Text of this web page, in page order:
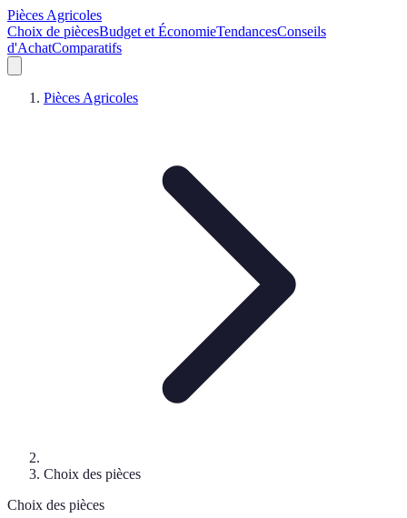
Pièces Agricoles
Choix de piècesBudget et ÉconomieTendancesConseils
d'AchatComparatifs
Pièces Agricoles
Choix des pièces
Choix des pièces